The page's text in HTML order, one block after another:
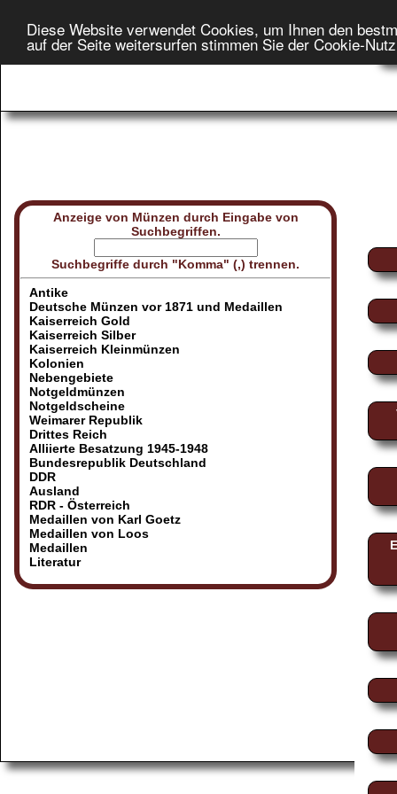
Diese Website verwendet Cookies, um Ihnen den
auf der Seite weitersurfen stimmen Sie der Cookie-
Anzeige von Münzen durch Eingabe von
Suchbegriffen.
Suchbegriffe durch "Komma" (,) trennen.
Antike
Deutsche Münzen vor 1871 und Medaillen
Kaiserreich Gold
Kaiserreich Silber
Kaiserreich Kleinmünzen
Kolonien
Nebengebiete
Notgeldmünzen
Notgeldscheine
Weimarer Republik
Drittes Reich
Alliierte Besatzung 1945-1948
Bundesrepublik Deutschland
DDR
Ausland
RDR - Österreich
Medaillen von Karl Goetz
Medaillen von Loos
Medaillen
Literatur